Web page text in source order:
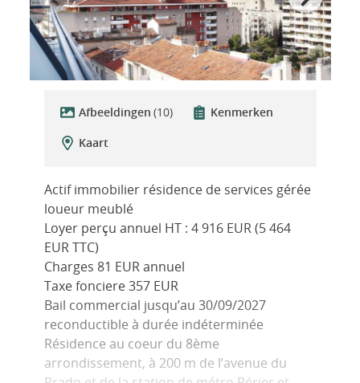
Afbeeldingen (10)
Kenmerken
Kaart
Actif immobilier résidence de services gérée
loueur meublé
Loyer perçu annuel HT : 4 916 EUR (5 464
EUR TTC)
Charges 81 EUR annuel
Taxe fonciere 357 EUR
Bail commercial jusqu’au 30/09/2027
reconductible à durée indéterminée
Résidence au coeur du 8ème
arrondissement, à 200 m de l’avenue du